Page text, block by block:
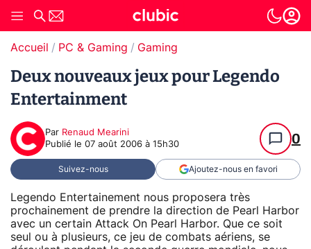
Accueil PC & Gaming Gaming
Deux nouveaux jeux pour Legendo
Entertainment
Par Renaud Mearini
Publié le 07 août 2006 à 15h30 0
Suivez-nous Ajoutez-nous en favori
Legendo Entertainement nous proposera très
prochainement de prendre la direction de Pearl Harbor
avec un certain Attack On Pearl Harbor. Que ce soit
seul ou à plusieurs, ce jeu de combats aériens, se